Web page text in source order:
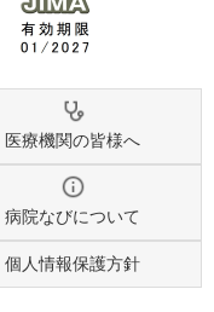
医療機関の皆様へ
病院なびについて
個人情報保護方針